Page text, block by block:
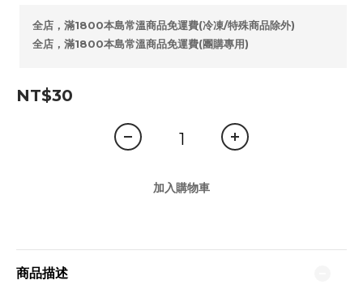
全店，滿1800本島常溫商品免運費(冷凍/特殊商品除外)
全店，滿1800本島常溫商品免運費(團購專用)
NT$30
加入購物車
商品描述